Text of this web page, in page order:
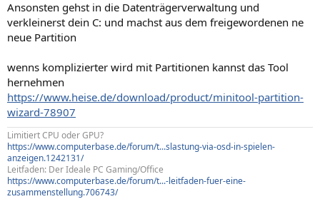
Ansonsten gehst in die Datenträgerverwaltung und
verkleinerst dein C: und machst aus dem freigewordenen ne
neue Partition
wenns komplizierter wird mit Partitionen kannst das Tool
hernehmen
https://www.heise.de/download/product/minitool-partition-
wizard-78907
Limitiert CPU oder GPU?
https://www.computerbase.de/forum/t...slastung-via-osd-in-spielen-
anzeigen.1242131/
Leitfaden: Der Ideale PC Gaming/Office
https://www.computerbase.de/forum/t...-leitfaden-fuer-eine-
zusammenstellung.706743/